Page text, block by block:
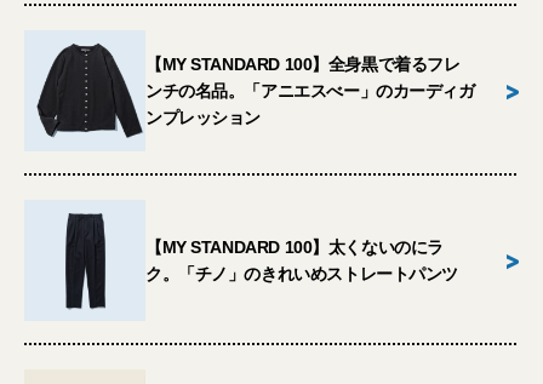
【MY STANDARD 100】全身黒で着るフレ
ンチの名品。「アニエスべー」のカーディガ
ンプレッション
>
【MY STANDARD 100】太くないのにラ
ク。「チノ」のきれいめストレートパンツ
>